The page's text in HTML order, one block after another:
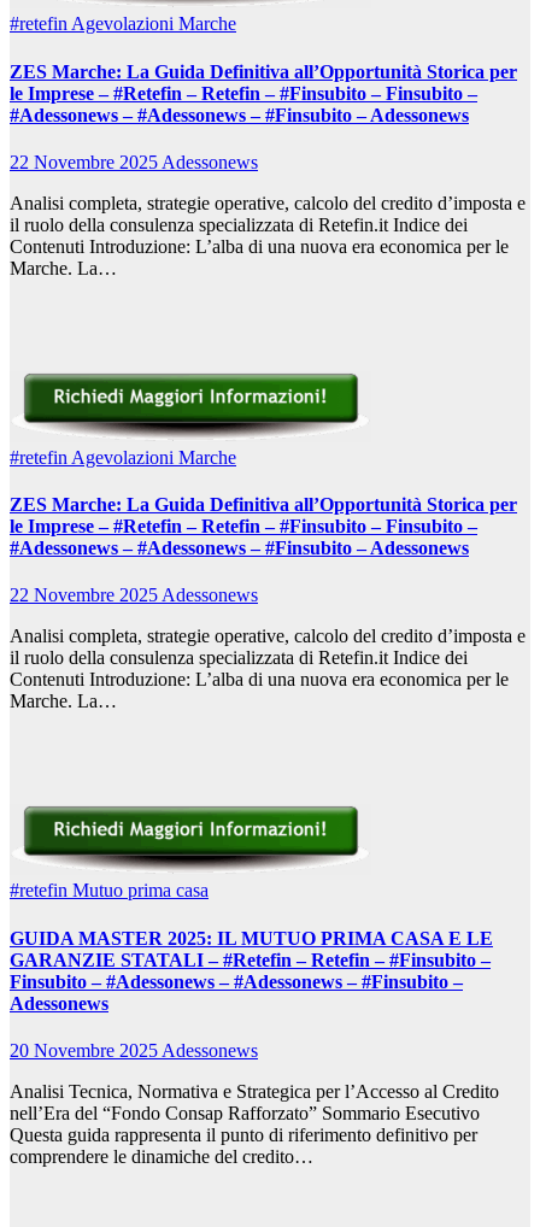
#retefin Agevolazioni Marche
ZES Marche: La Guida Definitiva all’Opportunità Storica per
le Imprese – #Retefin – Retefin – #Finsubito – Finsubito –
#Adessonews – #Adessonews – #Finsubito – Adessonews
22 Novembre 2025 Adessonews
Analisi completa, strategie operative, calcolo del credito d’imposta e
il ruolo della consulenza specializzata di Retefin.it Indice dei
Contenuti Introduzione: L’alba di una nuova era economica per le
Marche. La…
#retefin Agevolazioni Marche
ZES Marche: La Guida Definitiva all’Opportunità Storica per
le Imprese – #Retefin – Retefin – #Finsubito – Finsubito –
#Adessonews – #Adessonews – #Finsubito – Adessonews
22 Novembre 2025Adessonews
Analisi completa, strategie operative, calcolo del credito d’imposta e
il ruolo della consulenza specializzata di Retefin.it Indice dei
Contenuti Introduzione: L’alba di una nuova era economica per le
Marche. La…
#retefin Mutuo prima casa
GUIDA MASTER 2025: IL MUTUO PRIMA CASA E LE
GARANZIE STATALI – #Retefin – Retefin – #Finsubito –
Finsubito – #Adessonews – #Adessonews – #Finsubito –
Adessonews
20 Novembre 2025 Adessonews
Analisi Tecnica, Normativa e Strategica per l’Accesso al Credito
nell’Era del “Fondo Consap Rafforzato” Sommario Esecutivo
Questa guida rappresenta il punto di riferimento definitivo per
comprendere le dinamiche del credito…